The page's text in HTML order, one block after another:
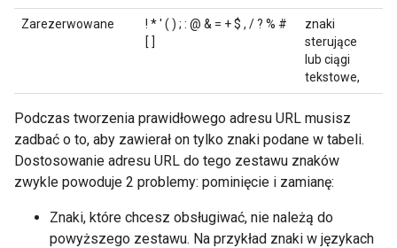
Zarezerwowane
! * ' ( ) ; : @ & = + $ , / ? % #
[ ]
znaki
sterujące
lub ciągi
tekstowe,
Podczas tworzenia prawidłowego adresu URL musisz
zadbać o to, aby zawierał on tylko znaki podane w tabeli.
Dostosowanie adresu URL do tego zestawu znaków
zwykle powoduje 2 problemy: pominięcie i zamianę:
Znaki, które chcesz obsługiwać, nie należą do
powyższego zestawu. Na przykład znaki w językach